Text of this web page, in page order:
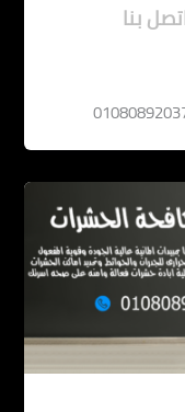
بنا